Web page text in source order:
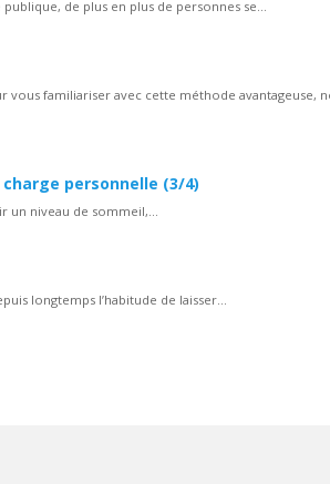
de plus en plus de personnes se...
familiariser avec cette méthode avantageuse,
personnelle (3/4)
un niveau de sommeil,...
longtemps l’habitude de laisser...